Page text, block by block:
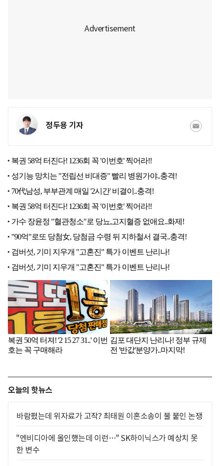
정두용 기자
오늘의 핫뉴스
바람폈는데 위자료가 고작? 최태원 이혼소송이 불 붙인 논쟁
"엔비디아에 올인했는데 이런…" SK하이닉스가 예상치 못
한 변수